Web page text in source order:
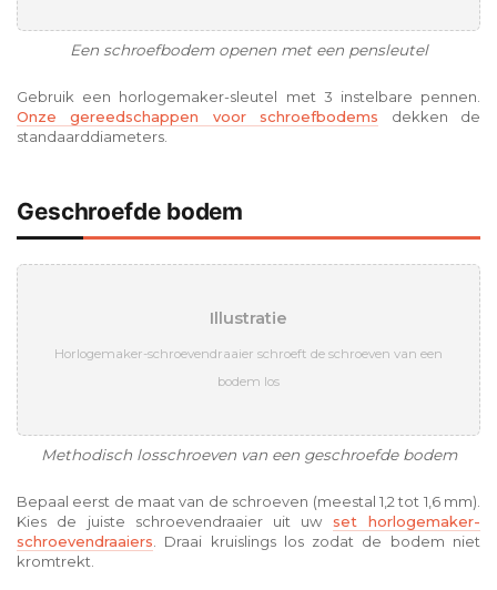
Een schroefbodem openen met een pensleutel
Gebruik een horlogemaker-sleutel met 3 instelbare pennen.
Onze gereedschappen voor schroefbodems dekken de
standaarddiameters.
Geschroefde bodem
Illustratie
Horlogemaker-schroevendraaier schroeft de schroeven van een
bodem los
Methodisch losschroeven van een geschroefde bodem
Bepaal eerst de maat van de schroeven (meestal 1,2 tot 1,6 mm).
Kies de juiste schroevendraaier uit uw set horlogemaker-
schroevendraaiers . Draai kruislings los zodat de bodem niet
kromtrekt.